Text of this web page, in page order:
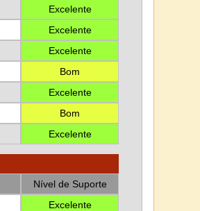
Excelente
Excelente
Excelente
Bom
Excelente
Bom
Excelente
Nível de Suporte
Excelente